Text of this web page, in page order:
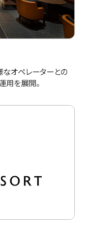
なオペレーターとの
用を展開。